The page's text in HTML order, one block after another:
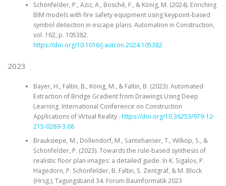
Schönfelder, P., Aziz, A., Bosché, F., & König, M. (2024). Enriching
BIM models with fire safety equipment using keypoint-based
symbol detection in escape plans. Automation in Construction,
vol. 162, p. 105382.
https://doi.org/10.1016/j.autcon.2024.105382
2023
Bayer, H., Faltin, B., König, M., & Faltin, B. (2023). Automated
Extraction of Bridge Gradient from Drawings Using Deep
Learning. International Conference on Construction
Applications of Virtual Reality . https://doi.org/10.36253/979-12-
215-0289-3.68
Brauksiepe, M., Dollendorf, M., Santehanser, T., Wilkop, S., &
Schönfelder, P. (2023). Towards the rule-based synthesis of
realistic floor plan images: a detailed guide. In K. Sigalov, P.
Hagedorn, P. Schönfelder, B. Faltin, S. Zentgraf, & M. Block
(Hrsg.), Tagungsband 34. Forum Bauinformatik 2023